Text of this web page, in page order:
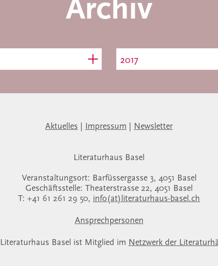
Archiv
2017
Aktuelles Impressum Newsletter
Literaturhaus Basel
Veranstaltungsort: Barfüssergasse 3, 4051 Basel
Geschäftsstelle: Theaterstrasse 22, 4051 Basel
T: +41 61 261 29 50, info(at)literaturhaus-basel.ch
Ansprechpersonen
Basel ist Mitglied im Netzwerk der